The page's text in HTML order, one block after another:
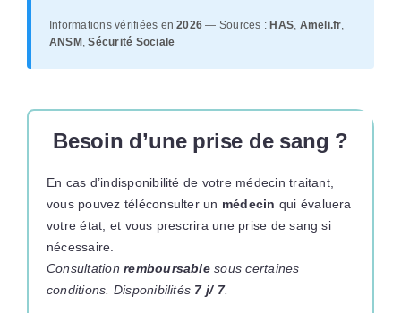
Informations vérifiées en2026 — Sources : HAS, Ameli.fr,
ANSM ,Sécurité Sociale
Besoin d’une prise de sang ?
En cas d’indisponibilité de votre médecin traitant,
vous pouvez téléconsulter un médecin qui évaluera
votre état, et vous prescrira une prise de sang si
nécessaire.
Consultationremboursablesous certaines
conditions. Disponibilités 7 j/ 7.